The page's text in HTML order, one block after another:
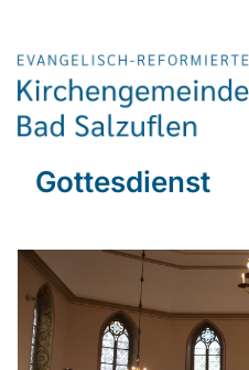
Gottesdienst